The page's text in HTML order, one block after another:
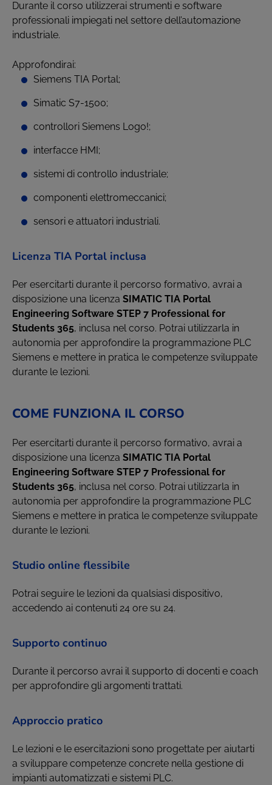
Durante il corso utilizzerai strumenti e software
professionali impiegati nel settore dell’automazione
industriale.
Approfondirai:
Siemens TIA Portal;
Simatic S7-1500;
controllori Siemens Logo!;
interfacce HMI;
sistemi di controllo industriale;
componenti elettromeccanici;
sensori e attuatori industriali.
Licenza TIA Portal inclusa
Per esercitarti durante il percorso formativo, avrai a
disposizione una licenza SIMATIC TIA Portal
Engineering Software STEP 7 Professional for
Students 365, inclusa nel corso. Potrai utilizzarla in
autonomia per approfondire la programmazione PLC
Siemens e mettere in pratica le competenze sviluppate
durante le lezioni.
COME FUNZIONA IL CORSO
Per esercitarti durante il percorso formativo, avrai a
disposizione una licenza SIMATIC TIA Portal
Engineering Software STEP 7 Professional for
Students 365, inclusa nel corso. Potrai utilizzarla in
autonomia per approfondire la programmazione PLC
Siemens e mettere in pratica le competenze sviluppate
durante le lezioni.
Studio online flessibile
Potrai seguire le lezioni da qualsiasi dispositivo,
accedendo ai contenuti 24 ore su 24.
Supporto continuo
Durante il percorso avrai il supporto di docenti e coach
per approfondire gli argomenti trattati.
Approccio pratico
Le lezioni e le esercitazioni sono progettate per aiutarti
a sviluppare competenze concrete nella gestione di
impianti automatizzati e sistemi PLC.